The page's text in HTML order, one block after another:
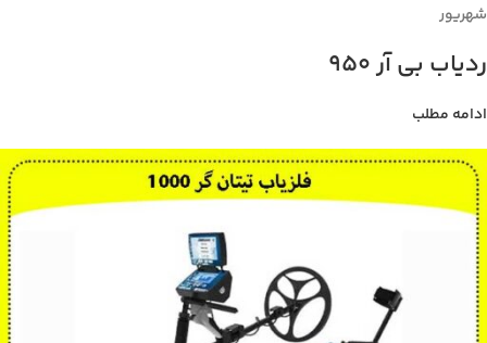
شهریور
ردیاب بی آر 950
ادامه مطلب